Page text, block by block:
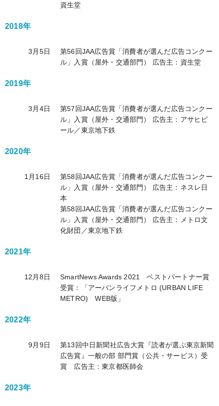
資生堂
2018年
3月5日
第56回JAA広告賞「消費者が選んだ広告コンクー
ル」入賞（屋外・交通部門） 広告主：資生堂
2019年
3月4日
第57回JAA広告賞「消費者が選んだ広告コンクー
ル」入賞（屋外・交通部門） 広告主：アサヒビ
ール／東京地下鉄
2020年
1月16日
第58回JAA広告賞「消費者が選んだ広告コンクー
ル」入賞（屋外・交通部門） 広告主：ネスレ日
本
第58回JAA広告賞「消費者が選んだ広告コンクー
ル」入賞（屋外・交通部門） 広告主：メトロ文
化財団／東京地下鉄
2021年
12月8日
SmartNews Awards 2021 ベストパートナー賞
受賞：「アーバンライフメトロ (URBAN LIFE
METRO) WEB版」
2022年
9月9日
第13回中日新聞社広告大賞『読者が選ぶ東京新聞
広告賞』一般の部 部門賞（公共・サービス）受
賞 広告主：東京都医師会
2023年